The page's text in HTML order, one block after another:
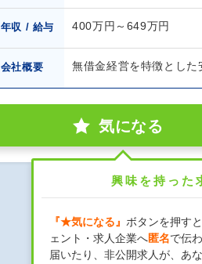
年収 / 給与 400万円～649万円
会社概要 無借金経営を特徴とし
気になる
興味を持った
『★気になる』 ボタンを押す
ェント・求人企業へ匿名で伝
届いたり、非公開求人が、あ